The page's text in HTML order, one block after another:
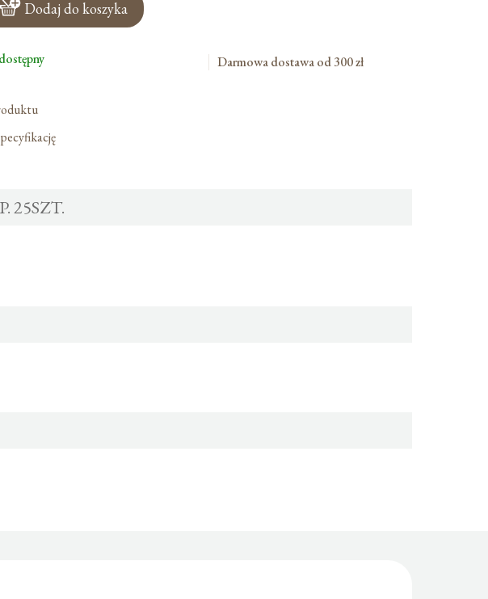
Dodaj do koszyka
Darmowa dostawa od 300 zł
25SZT.